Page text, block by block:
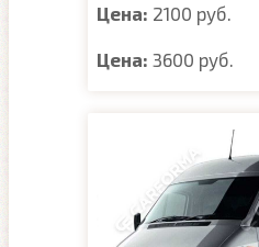
Цена: 2100 руб.
Цена: 3600 руб.